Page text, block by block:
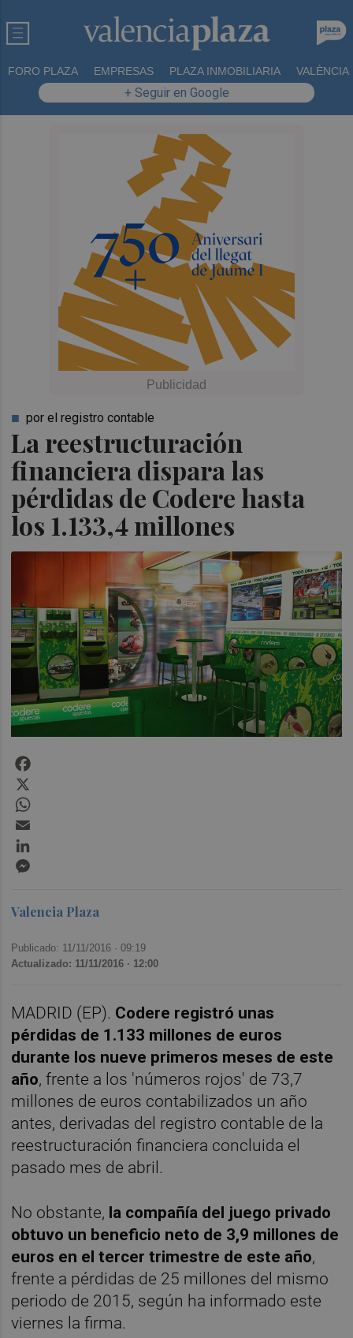
FORO PLAZA EMPRESAS PLAZA INMOBILIARIA VALÈNCIA
+ Seguir en Google
La reestructuración
financiera dispara las
pérdidas de Codere hasta
los 1.133,4 millones
por el registro contable
Valencia Plaza
Publicado: 11/11/2016 ·09:19
Actualizado: 11/11/2016 · 12:00
MADRID (EP). Codere registró unas
pérdidas de 1.133 millones de euros
durante los nueve primeros meses de este
año, frente a los 'números rojos' de 73,7
millones de euros contabilizados un año
antes, derivadas del registro contable de la
reestructuración financiera concluida el
pasado mes de abril.
No obstante, la compañía del juego privado
obtuvo un beneficio neto de 3,9 millones de
euros en el tercer trimestre de este año,
frente a pérdidas de 25 millones del mismo
periodo de 2015, según ha informado este
viernes la firma.